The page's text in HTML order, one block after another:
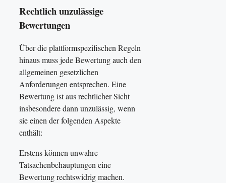
Rechtlich unzulässige
Bewertungen
Über die plattformspezifischen Regeln
hinaus muss jede Bewertung auch den
allgemeinen gesetzlichen
Anforderungen entsprechen. Eine
Bewertung ist aus rechtlicher Sicht
insbesondere dann unzulässig, wenn
sie einen der folgenden Aspekte
enthält:
Erstens können unwahre
Tatsachenbehauptungen eine
Bewertung rechtswidrig machen.